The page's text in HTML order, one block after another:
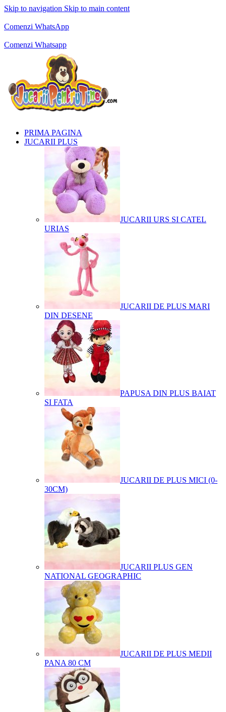
Skip to navigation Skip to main content
Comenzi WhatsApp
Comenzi Whatsapp
PRIMA PAGINA
JUCARII PLUS
JUCARII URS SI CATEL
URIAS
JUCARII DE PLUS MARI
DIN DESENE
PAPUSA DIN PLUS BAIAT
SI FATA
JUCARII DE PLUS MICI (0-
30CM)
JUCARII PLUS GEN
NATIONAL GEOGRAPHIC
JUCARII DE PLUS MEDII
PANA 80 CM